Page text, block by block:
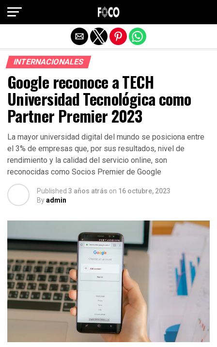
INTERNACIONALES
Google reconoce a TECH
Universidad Tecnológica como
Partner Premier 2023
La mayor universidad digital del mundo se posiciona entre
el 3% de empresas que, por sus resultados, nivel de
rendimiento y la calidad del servicio online, son
reconocidas como Socios Premier de Google
Published 3 años atrás on 16 octubre, 2023
Byadmin
Salir de la versión móvil